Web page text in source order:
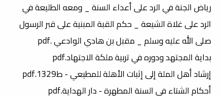
رياض الجنة في الرد على أعداء السنة _ ومعه الطليعة في
الرد على غلاة الشيعة _ حكم القبة المبنية على قبر الرسول
صلى الله عليه وسلم _ مقبل بن هادي الوادعي .pdf
بداية المجتهد ودوره في تربية ملكة الاجتهاد.pdf
إرشاد أهل الملة إلى إثبات الأهلة للمطيعي - ط1329.pdf
أحكام الشتاء في السنة المطهرة - دار الهداية.pdf